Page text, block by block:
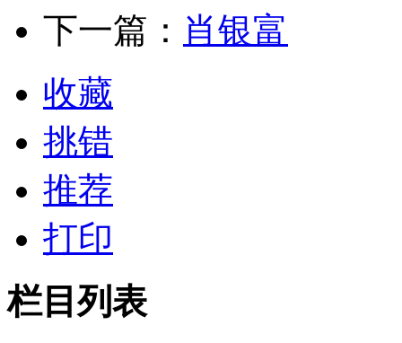
下一篇： 肖银富
收藏
挑错
推荐
打印
栏目列表